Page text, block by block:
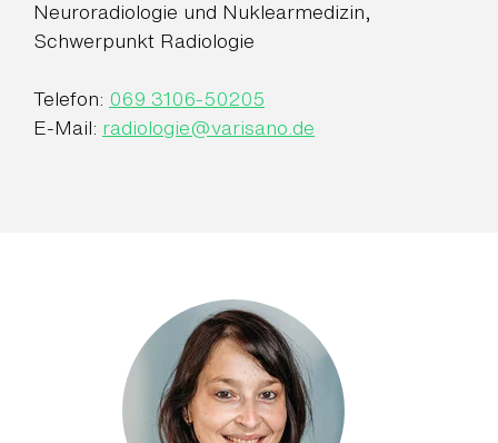
Neuroradiologie und Nuklearmedizin,
Schwerpunkt Radiologie
Telefon: 069 3106-50205
E-Mail: radiologie@varisano.de